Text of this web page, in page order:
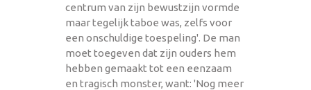
centrum van zijn bewustzijn vormde
maar tegelijk taboe was, zelfs voor
een onschuldige toespeling'. De man
moet toegeven dat zijn ouders hem
hebben gemaakt tot een eenzaam
en tragisch monster, want: 'Nog meer